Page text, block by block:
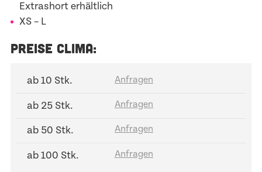
Extrashort erhältlich
XS – L
PREISE CLIMA:
ab 10 Stk.
ab 25 Stk.
ab 50 Stk.
ab 100 Stk.